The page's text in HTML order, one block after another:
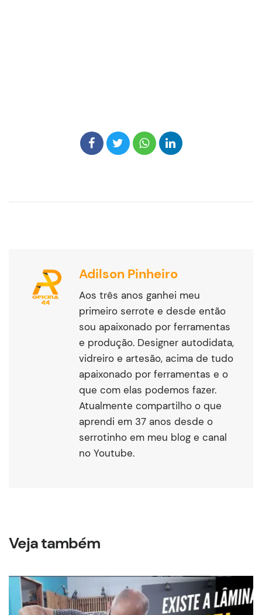
Adilson Pinheiro
Aos três anos ganhei meu
primeiro serrote e desde então
sou apaixonado por ferramentas
e produção. Designer autodidata,
vidreiro e artesão, acima de tudo
apaixonado por ferramentas e o
que com elas podemos fazer.
Atualmente compartilho o que
aprendi em 37 anos desde o
serrotinho em meu blog e canal
no Youtube.
Veja também